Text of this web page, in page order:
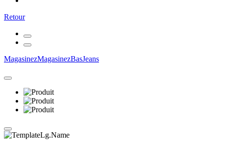
Retour
MagasinezMagasinezBasJeans